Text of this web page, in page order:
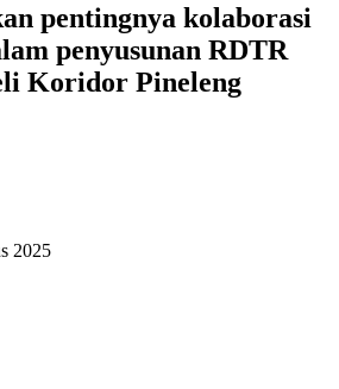
pentingnya kolaborasi
penyusunan RDTR
Koridor Pineleng
2025